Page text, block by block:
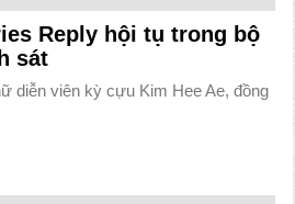
Reply hội tụ trong bộ
sát
diễn viên kỳ cựu Kim Hee Ae, đồng